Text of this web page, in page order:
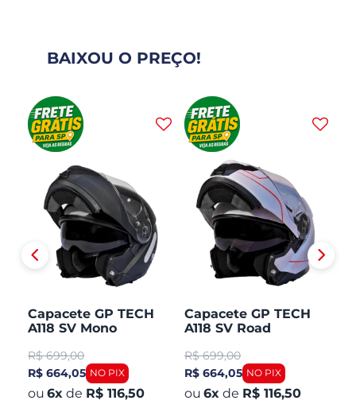
BAIXOU O PREÇO!
Capacete GP TECH
A118 SV Mono
Fosco
R$ 699,00
R$ 664,05
6x de R$ 116,50
Capacete GP TECH
A118 SV Road
R$ 699,00
R$ 664,05
6x de R$ 116,50